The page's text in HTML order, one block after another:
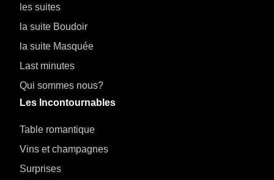
les suites
la suite Boudoir
la suite Masquée
Last minutes
Qui sommes nous?
Les Incontournables
Table romantique
Vins et champagnes
Surprises